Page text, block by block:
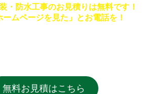
・防水工事のお見積りは無料です！
ームページを見た」とお電話を！
無料お見積はこちら